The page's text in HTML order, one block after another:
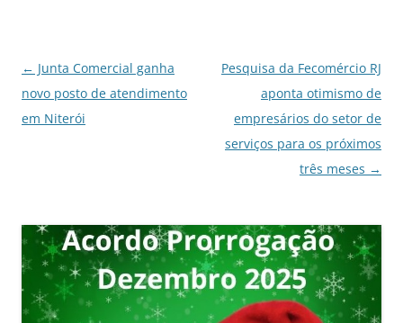
Navegação
de
posts
← Junta Comercial ganha
novo posto de atendimento
em Niterói
Pesquisa da Fecomércio RJ
aponta otimismo de
empresários do setor de
serviços para os próximos
três meses →